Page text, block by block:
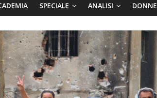
SPECIALE ANALISI DONNE